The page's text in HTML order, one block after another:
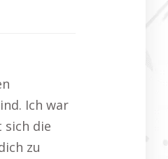
Ich war
sich die
zu